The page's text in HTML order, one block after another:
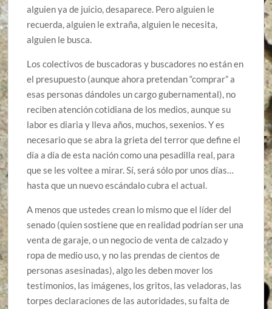
alguien ya de juicio, desaparece. Pero alguien le
recuerda, alguien le extraña, alguien le necesita,
alguien le busca.
Los colectivos de buscadoras y buscadores no están en
el presupuesto (aunque ahora pretendan “comprar” a
esas personas dándoles un cargo gubernamental), no
reciben atención cotidiana de los medios, aunque su
labor es diaria y lleva años, muchos, sexenios. Y es
necesario que se abra la grieta del terror que define el
día a día de esta nación como una pesadilla real, para
que se les voltee a mirar. Sí, será sólo por unos días…
hasta que un nuevo escándalo cubra el actual.
A menos que ustedes crean lo mismo que el líder del
senado (quien sostiene que en realidad podrían ser una
venta de garaje, o un negocio de venta de calzado y
ropa de medio uso, y no las prendas de cientos de
personas asesinadas), algo les deben mover los
testimonios, las imágenes, los gritos, las veladoras, las
torpes declaraciones de las autoridades, su falta de